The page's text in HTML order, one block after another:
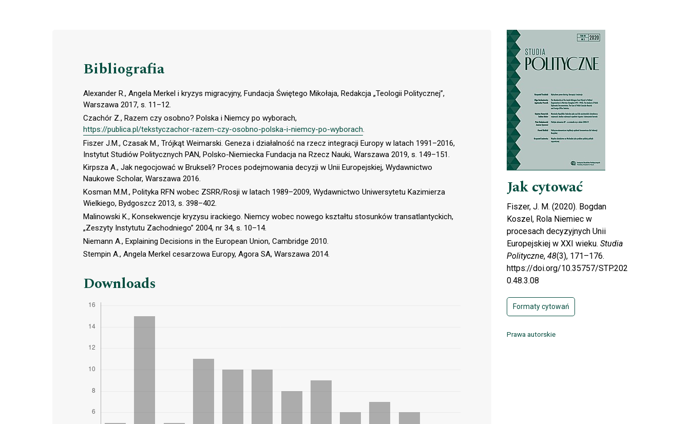
Bibliografia
Alexander R., Angela Merkel i kryzys migracyjny, Fundacja Świętego Mikołaja, Redakcja „Teologii Politycznej”,
Warszawa 2017, s. 11–12.
Czachór Z., Razem czy osobno? Polska i Niemcy po wyborach,
https://publica.pl/tekstyczachor-razem-czy-osobno-polska-i-niemcy-po-wyborach.
Fiszer J.M., Czasak M., Trójkąt Weimarski. Geneza i działalność na rzecz integracji Europy w latach 1991–2016,
Instytut Studiów Politycznych PAN, Polsko-Niemiecka Fundacja na Rzecz Nauki, Warszawa 2019, s. 149–151.
Kirpsza A., Jak negocjować w Brukseli? Proces podejmowania decyzji w Unii Europejskiej, Wydawnictwo
Naukowe Scholar, Warszawa 2016.
Kosman M.M., Polityka RFN wobec ZSRR/Rosji w latach 1989–2009, Wydawnictwo Uniwersytetu Kazimierza
Wielkiego, Bydgoszcz 2013, s. 398–402.
Malinowski K., Konsekwencje kryzysu irackiego. Niemcy wobec nowego kształtu stosunków transatlantyckich,
„Zeszyty Instytutu Zachodniego” 2004, nr 34, s. 10–14.
Niemann A., Explaining Decisions in the European Union, Cambridge 2010.
Stempin A., Angela Merkel cesarzowa Europy, Agora SA, Warszawa 2014.
Downloads
Cover image
Jak cytować
Fiszer, J. M. (2020). Bogdan
Koszel, Rola Niemiec w
procesach decyzyjnych Unii
Europejskiej w XXI wieku. Studia
Polityczne, 48(3), 171–176.
https://doi.org/10.35757/STP.202
0.48.3.08
Formaty cytowań
Prawa autorskie